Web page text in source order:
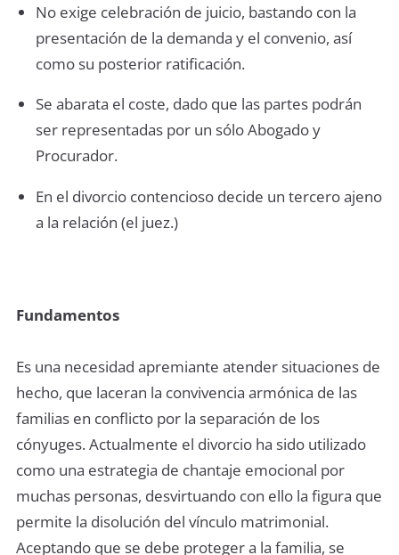
No exige celebración de juicio, bastando con la
presentación de la demanda y el convenio, así
como su posterior ratificación.
Se abarata el coste, dado que las partes podrán
ser representadas por un sólo Abogado y
Procurador.
En el divorcio contencioso decide un tercero ajeno
a la relación (el juez.)
Fundamentos
Es una necesidad apremiante atender situaciones de
hecho, que laceran la convivencia armónica de las
familias en conflicto por la separación de los
cónyuges. Actualmente el divorcio ha sido utilizado
como una estrategia de chantaje emocional por
muchas personas, desvirtuando con ello la figura que
permite la disolución del vínculo matrimonial.
Aceptando que se debe proteger a la familia, se